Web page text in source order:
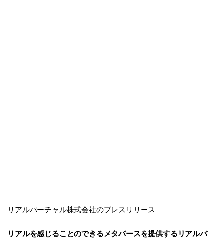
リアルバーチャル株式会社のプレスリリース
リアルを感じることのできるメタバースを提供するリアルバ